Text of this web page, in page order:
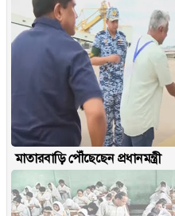
মাতারবাড়ি পৌঁছেছেন প্রধানমন্ত্রী